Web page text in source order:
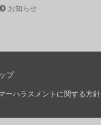
お知らせ
プ
ーハラスメントに関する方針